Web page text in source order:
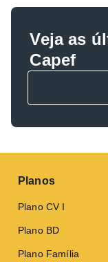
Veja as
Capef
Planos
Plano CV I
Plano BD
Plano Família